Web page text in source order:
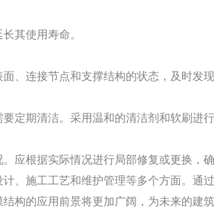
其使用寿命。
、连接节点和支撑结构的状态，及时发现
定期清洁。采用温和的清洁剂和软刷进
应根据实际情况进行局部修复或更换，
、施工工艺和维护管理等多个方面。通
构的应用前景将更加广阔，为未来的建